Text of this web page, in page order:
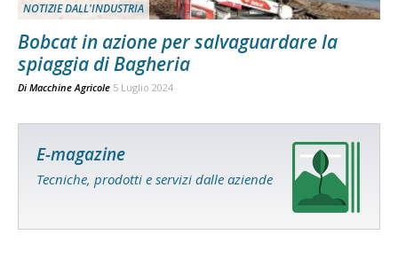
NOTIZIE DALL'INDUSTRIA
Bobcat in azione per salvaguardare la
spiaggia di Bagheria
Di Macchine Agricole 5 Luglio 2024
E-magazine
Tecniche, prodotti e servizi dalle aziende